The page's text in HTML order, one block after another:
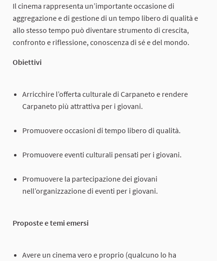
Il cinema rappresenta un’importante occasione di
aggregazione e di gestione di un tempo libero di qualità e
allo stesso tempo può diventare strumento di crescita,
confronto e riflessione, conoscenza di sé e del mondo.
Obiettivi
Arricchire l’offerta culturale di Carpaneto e rendere
Carpaneto più attrattiva per i giovani.
Promuovere occasioni di tempo libero di qualità.
Promuovere eventi culturali pensati per i giovani.
Promuovere la partecipazione dei giovani
nell’organizzazione di eventi per i giovani.
Proposte e temi emersi
Avere un cinema vero e proprio (qualcuno lo ha